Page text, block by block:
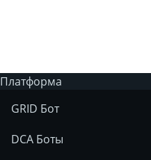
Платформа
GRID Бот
DCA Боты